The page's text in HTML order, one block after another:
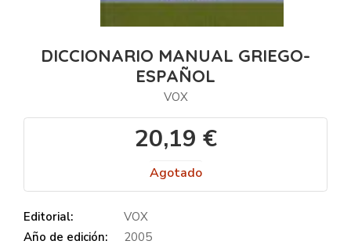
DICCIONARIO MANUAL GRIEGO-
ESPAÑOL
VOX
20,19 €
Agotado
Editorial:
VOX
Año de edición:
2005